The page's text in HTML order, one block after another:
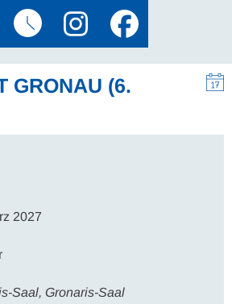
GRONAU (6.
2027
Saal, Gronaris-Saal